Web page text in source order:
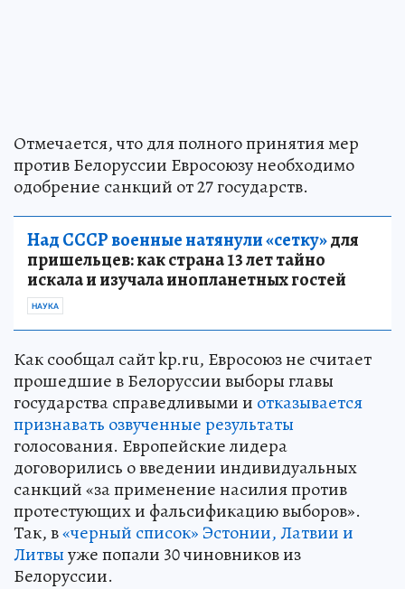
Отмечается, что для полного принятия мер
против Белоруссии Евросоюзу необходимо
одобрение санкций от 27 государств.
Над СССР военные натянули «сетку»для
пришельцев: как страна 13 лет тайно
искала и изучала инопланетных гостей
НАУКА
Как сообщал сайт kp.ru, Евросоюз не считает
прошедшие в Белоруссии выборы главы
государства справедливыми и отказывается
признавать озвученные результаты
голосования. Европейские лидера
договорились о введении индивидуальных
санкций «за применение насилия против
протестующих и фальсификацию выборов».
Так, в«черный список» Эстонии, Латвии и
Литвыуже попали 30 чиновников из
Белоруссии.